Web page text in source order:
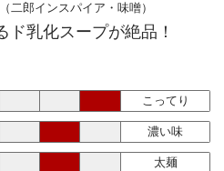
二郎インスパイア・味噌）
乳化スープが絶品！
こってり
濃い味
太麺